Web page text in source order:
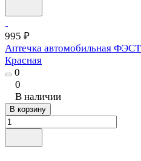
995 ₽
Аптечка автомобильная
Красная
0
0
В наличии
В корзину